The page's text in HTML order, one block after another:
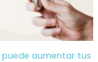
aumentar tus